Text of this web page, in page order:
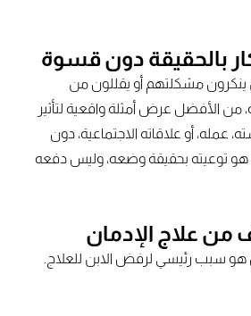
ينكرون مشكلتهم أو يقللون من
من الأفضل عرض أمثلة واقعية لتأثير
عمله، أو علاقاته الاجتماعية، دون
توعيته بحقيقة وضعه، وليس دفعه
هو سبب رئيسي لرفض الابن للعلاج.